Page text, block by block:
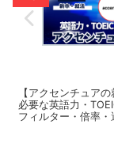
【アクセンチュア
必要な英語力・
フィルター・倍率・